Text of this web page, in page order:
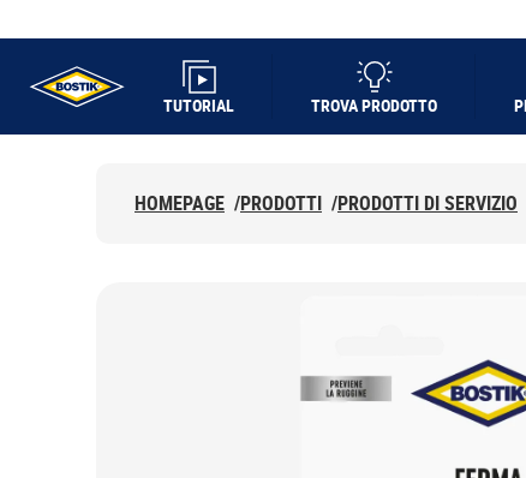
TUTORIAL TROVA PRODOTTO
HOMEPAGE /PRODOTTI /PRODOTTI DI SERVIZIO